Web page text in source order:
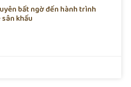
bất ngờ đến hành trình
khấu